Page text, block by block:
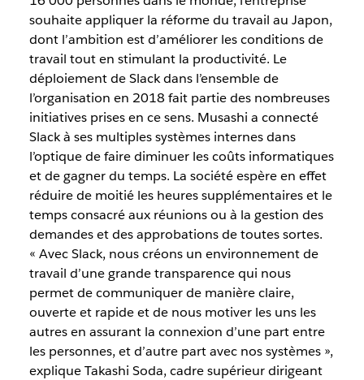
souhaite appliquer la réforme du travail au Japon,
dont l’ambition est d’améliorer les conditions de
travail tout en stimulant la productivité. Le
déploiement de Slack dans l’ensemble de
l’organisation en 2018 fait partie des nombreuses
initiatives prises en ce sens. Musashi a connecté
Slack à ses multiples systèmes internes dans
l’optique de faire diminuer les coûts informatiques
et de gagner du temps. La société espère en effet
réduire de moitié les heures supplémentaires et le
temps consacré aux réunions ou à la gestion des
demandes et des approbations de toutes sortes.
« Avec Slack, nous créons un environnement de
travail d’une grande transparence qui nous
permet de communiquer de manière claire,
ouverte et rapide et de nous motiver les uns les
autres en assurant la connexion d’une part entre
les personnes, et d’autre part avec nos systèmes »,
explique Takashi Soda, cadre supérieur dirigeant